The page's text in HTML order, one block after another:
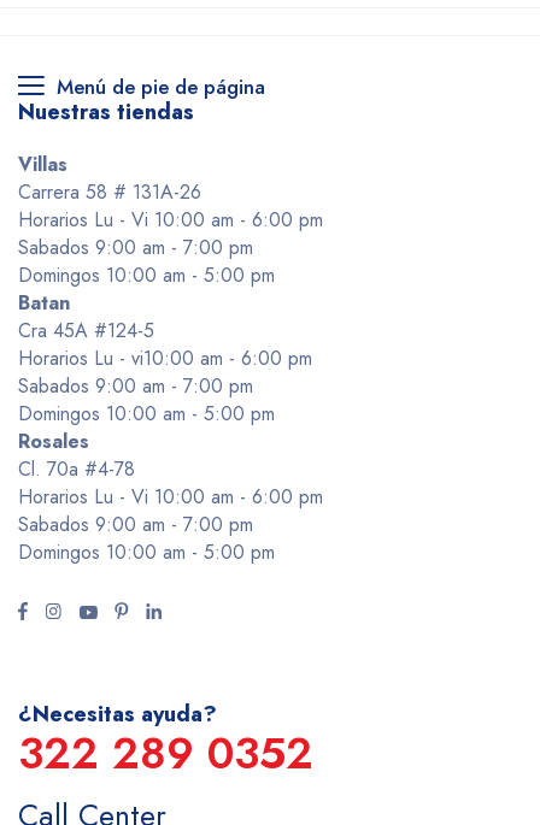
Menú de pie de página
Nuestras tiendas
Villas
Carrera 58 # 131A-26
Horarios Lu - Vi 10:00 am - 6:00 pm
Sabados 9:00 am - 7:00 pm
Domingos 10:00 am - 5:00 pm
Batan
Cra 45A #124-5
Horarios Lu - vi10:00 am - 6:00 pm
Sabados 9:00 am - 7:00 pm
Domingos 10:00 am - 5:00 pm
Rosales
Cl. 70a #4-78
Horarios Lu - Vi 10:00 am - 6:00 pm
Sabados 9:00 am - 7:00 pm
Domingos 10:00 am - 5:00 pm
¿Necesitas ayuda?
322 289 0352
Call Center